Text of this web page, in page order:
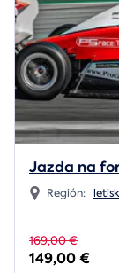
Jazda na
Región:
169,00 €
149,00 €